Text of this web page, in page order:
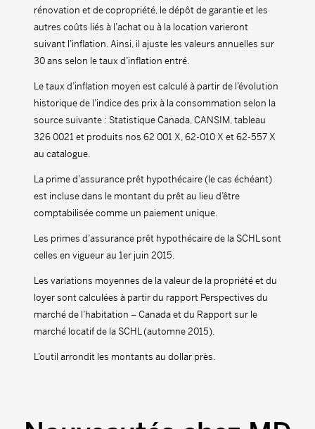
rénovation et de copropriété, le dépôt de garantie et les
autres coûts liés à l’achat ou à la location varieront
suivant l’inflation. Ainsi, il ajuste les valeurs annuelles sur
30 ans selon le taux d’inflation entré.
Le taux d’inflation moyen est calculé à partir de l’évolution
historique de l’indice des prix à la consommation selon la
source suivante : Statistique Canada, CANSIM, tableau
326 0021 et produits nos 62 001 X, 62-010 X et 62-557 X
au catalogue.
La prime d’assurance prêt hypothécaire (le cas échéant)
est incluse dans le montant du prêt au lieu d’être
comptabilisée comme un paiement unique.
Les primes d’assurance prêt hypothécaire de la SCHL sont
celles en vigueur au 1er juin 2015.
Les variations moyennes de la valeur de la propriété et du
loyer sont calculées à partir du rapport Perspectives du
marché de l’habitation – Canada et du Rapport sur le
marché locatif de la SCHL (automne 2015).
L’outil arrondit les montants au dollar près.